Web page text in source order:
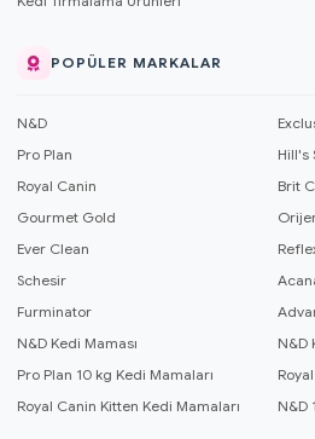
POPÜLER MARKALAR
N&D
Pro Plan
Hill's
Royal Canin
Brit
Gourmet Gold
Ever Clean
Schesir
Furminator
N&D Kedi Maması
N&D
Pro Plan 10 kg Kedi Mamaları
Royal Canin Kitten Kedi Mamaları
N&D